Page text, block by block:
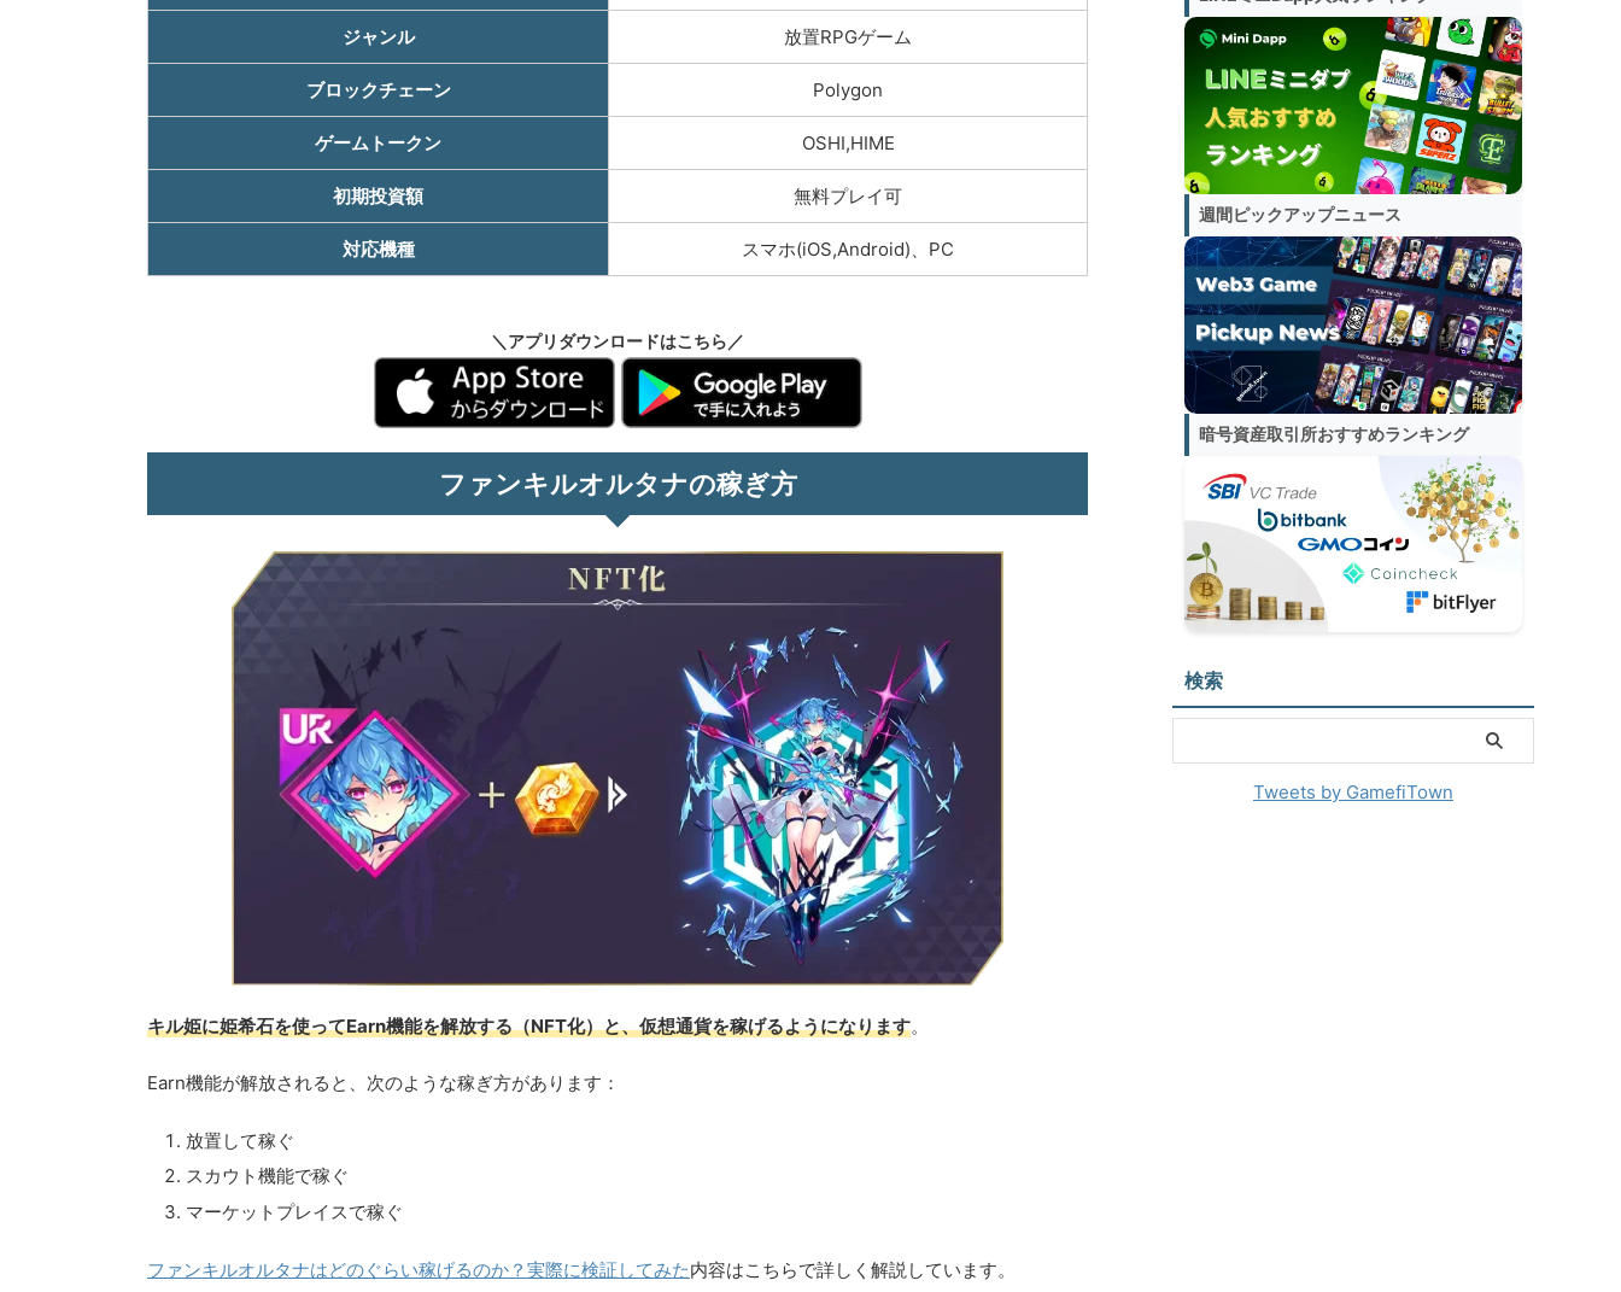
ジャンル 放置RPGゲーム
ブロックチェーン Polygon
ゲームトークン OSHI,HIME
初期投資額 無料プレイ可
対応機種 スマホ(iOS,Android)、PC
＼アプリダウンロードはこちら／
ファンキルオルタナの稼ぎ方
キル姫に姫希石を使ってEarn機能を解放する（NFT化）と、仮想通貨を稼げるようになります。
Earn機能が解放されると、次のような稼ぎ方があります：
放置して稼ぐ
スカウト機能で稼ぐ
マーケットプレイスで稼ぐ
ファンキルオルタナはどのぐらい稼げるのか？実際に検証してみた内容はこちらで詳しく解説しています。
週間ピックアップニュース
暗号資産取引所おすすめランキング
検索
Tweets by GamefiTown